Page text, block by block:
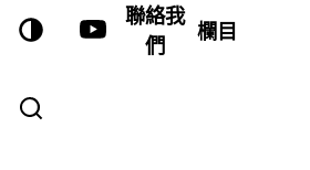
聯絡我
們
欄目